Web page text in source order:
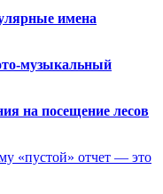
имена
музыкальный
на посещение лесов
«пустой» отчет — это